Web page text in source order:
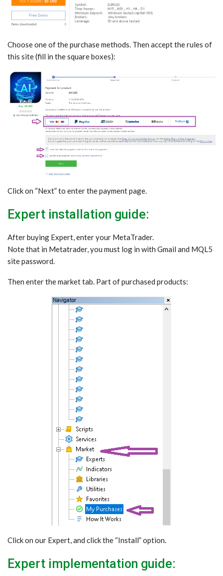
Choose one of the purchase methods. Then accept the rules of
this site (fill in the square boxes):
Click on “Next” to enter the payment page.
Expert installation guide:
After buying Expert, enter your MetaTrader.
Note that in Metatrader, you must log in with Gmail and MQL5
site password.
Then enter the market tab. Part of purchased products:
Click on our Expert, and click the “Install” option.
Expert implementation guide: